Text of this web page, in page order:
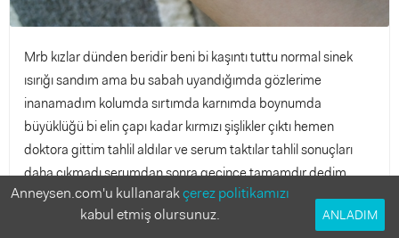
Mrb kızlar dünden beridir beni bi kaşıntı tuttu normal sinek
ısırığı sandım ama bu sabah uyandığımda gözlerime
inanamadım kolumda sırtımda karnımda boynumda
büyüklüğü bi elin çapı kadar kırmızı şişlikler çıktı hemen
doktora gittim tahlil aldılar ve serum taktılar tahlil sonuçları
daha çıkmadı serumdan sonra geçince tamamdır dedim
uyudum biraz uyandım aynaya bi baktım yüzümün yarısına
bulaşmış napacağımı bilmiyorum lütfennnn daha önce böyle
Anneysen.com'u kullanarakçerez politikamızı
kabul etmiş olursunuz.
ANLADIM